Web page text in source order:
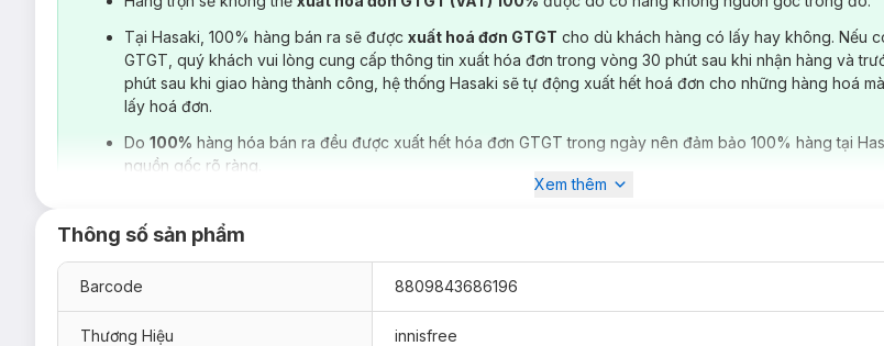
Tại Hasaki, 100% hàng bán ra sẽ được xuất hoá đơn GTGT cho dù khách hàng có lấy hay không. Nếu
GTGT, quý khách vui lòng cung cấp thông tin xuất hóa đơn trong vòng 30 phút sau khi nhận hàng và
phút sau khi giao hàng thành công, hệ thống Hasaki sẽ tự động xuất hết hoá đơn cho những hàng hoá
lấy hoá đơn.
Do 100% hàng hóa bán ra đều được xuất hết hóa đơn GTGT trong ngày nên đảm bảo 100% hàng tại
nguồn gốc rõ ràng.
Xem thêm
Thông số sản phẩm
Barcode 8809843686196
Thương Hiệu innisfree